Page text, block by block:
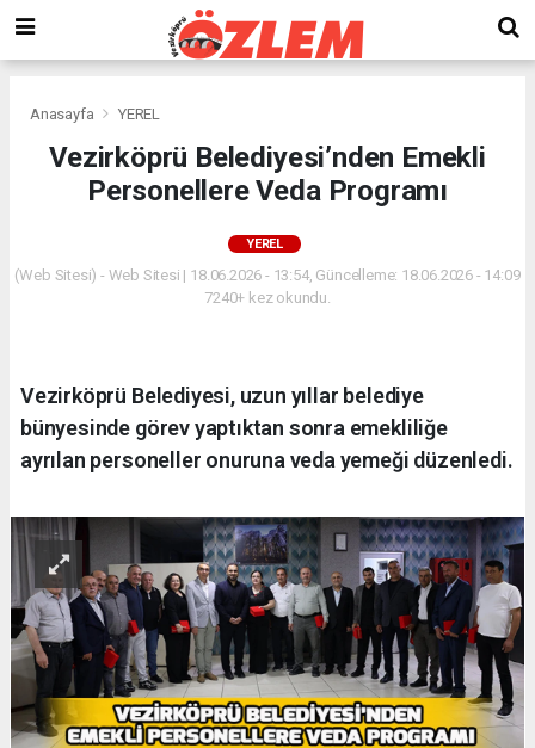
Anasayfa YEREL
Vezirköprü Belediyesi’nden Emekli
Personellere Veda Programı
YEREL
(Web Sitesi) - Web Sitesi | 18.06.2026 - 13:54, Güncelleme: 18.06.2026 - 14:09
7240+ kez okundu.
Vezirköprü Belediyesi, uzun yıllar belediye
bünyesinde görev yaptıktan sonra emekliliğe
ayrılan personeller onuruna veda yemeği düzenledi.